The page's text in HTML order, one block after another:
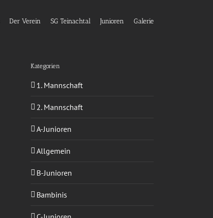
Der Verein SG Teinachtal Junioren Galerie
Kategorien
1. Mannschaft
2. Mannschaft
A-Junioren
Allgemein
B-Junioren
Bambinis